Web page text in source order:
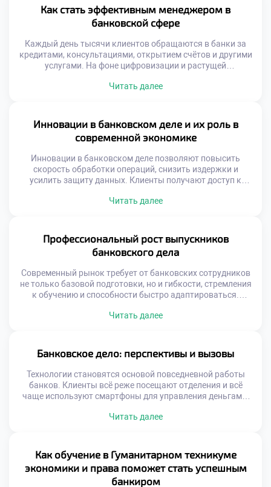
репутации до юридических санкций. Именно поэтому
роль этики в банковском […]
Как стать эффективным менеджером в
банковской сфере
Каждый день тысячи клиентов обращаются в банки за
кредитами, консультациями, открытием счётов и другими
услугами. На фоне цифровизации и растущей
становится особенно значимой. Именно он выступает
Чтобы стать эффективным менеджером в банковской
сфере, необходимо сочетать глубокие профессиональные
знания, управленческую […]
Читать далее
Инновации в банковском деле и их роль в
современной экономике
Инновации в банковском деле позволяют повысить
скорость обработки операций, снизить издержки и
усилить защиту данных. Клиенты получают доступ к
под их поведение и потребности. Банки, в свою очередь,
стабильность и рост, поскольку ускоряют оборот
капитала и расширяют доступ к финансовым […]
Читать далее
Профессиональный рост выпускников
банковского дела
Современный рынок требует от банковских сотрудников
не только базовой подготовки, но и гибкости, стремления
к обучению и способности быстро адаптироваться.
на старте обладают преимуществом: они понимают
риски. Эти качества открывают перед ними двери в
ведущие финансовые учреждения. Профессиональный
рост выпускников […]
Читать далее
Банковское дело: перспективы и вызовы
Технологии становятся основой повседневной работы
банков. Клиенты всё реже посещают отделения и всё
чаще используют смартфоны для управления деньгами.
дело выходит за рамки традиционных операций. Оно
экосистемами. Банки больше не ограничиваются ролью
хранилища денег. Они становятся […]
Читать далее
Как обучение в Гуманитарном техникуме
экономики и права поможет стать успешным
банкиром